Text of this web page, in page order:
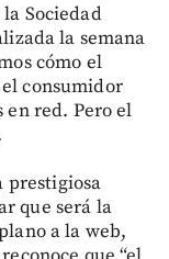
Sociedad
la semana
cómo el
consumidor
red. Pero el
prestigiosa
que será la
a la web,